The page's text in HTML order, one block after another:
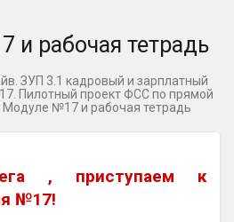
рабочая тетрадь
ЗУП 3.1 кадровый и зарплатный
Пилотный проект ФСС по прямой
№17 и рабочая тетрадь
, приступаем к
№17!